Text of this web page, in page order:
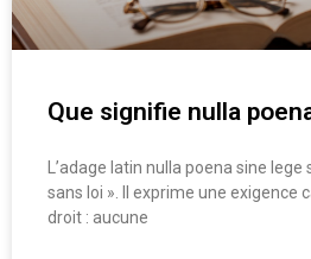
Que signifie nulla
L’adage latin nulla poena sine lege
sans loi ». Il exprime une exigence
droit : aucune